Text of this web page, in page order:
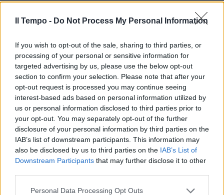
Il Tempo - Do Not Process My Personal Information
If you wish to opt-out of the sale, sharing to third parties, or
processing of your personal or sensitive information for
targeted advertising by us, please use the below opt-out
section to confirm your selection. Please note that after your
opt-out request is processed you may continue seeing
interest-based ads based on personal information utilized by
us or personal information disclosed to third parties prior to
your opt-out. You may separately opt-out of the further
disclosure of your personal information by third parties on the
IAB’s list of downstream participants. This information may
also be disclosed by us to third parties on the IAB’s List of
Downstream Participants that may further disclose it to other
Personal Data Processing Opt Outs
«Non vorrei che la Confindustria
si stesse trasformando in una
sorta di Cgil degli imprenditori,
ovvero in una forza espressione
di una oligarchia convinta
oltretutto di essere l'unica
detentrice della verità».